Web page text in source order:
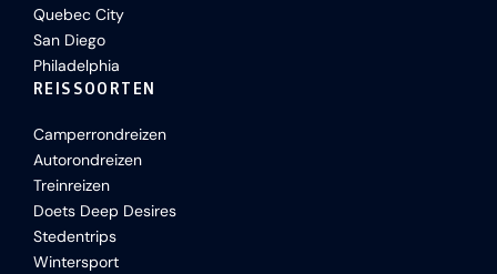
Quebec City
San Diego
Philadelphia
REISSOORTEN
Camperrondreizen
Autorondreizen
Treinreizen
Doets Deep Desires
Stedentrips
Wintersport